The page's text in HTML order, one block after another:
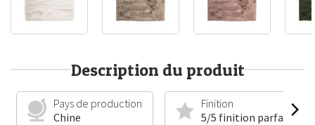
Description du produit
Pays de production
Chine
Finition
5/5 finition parfaite